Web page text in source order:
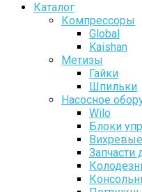
Каталог
Компрессоры
Global
Kaishan
Метизы
Гайки
Шпильки
Насосное
Wilo
Блоки
Запчасти